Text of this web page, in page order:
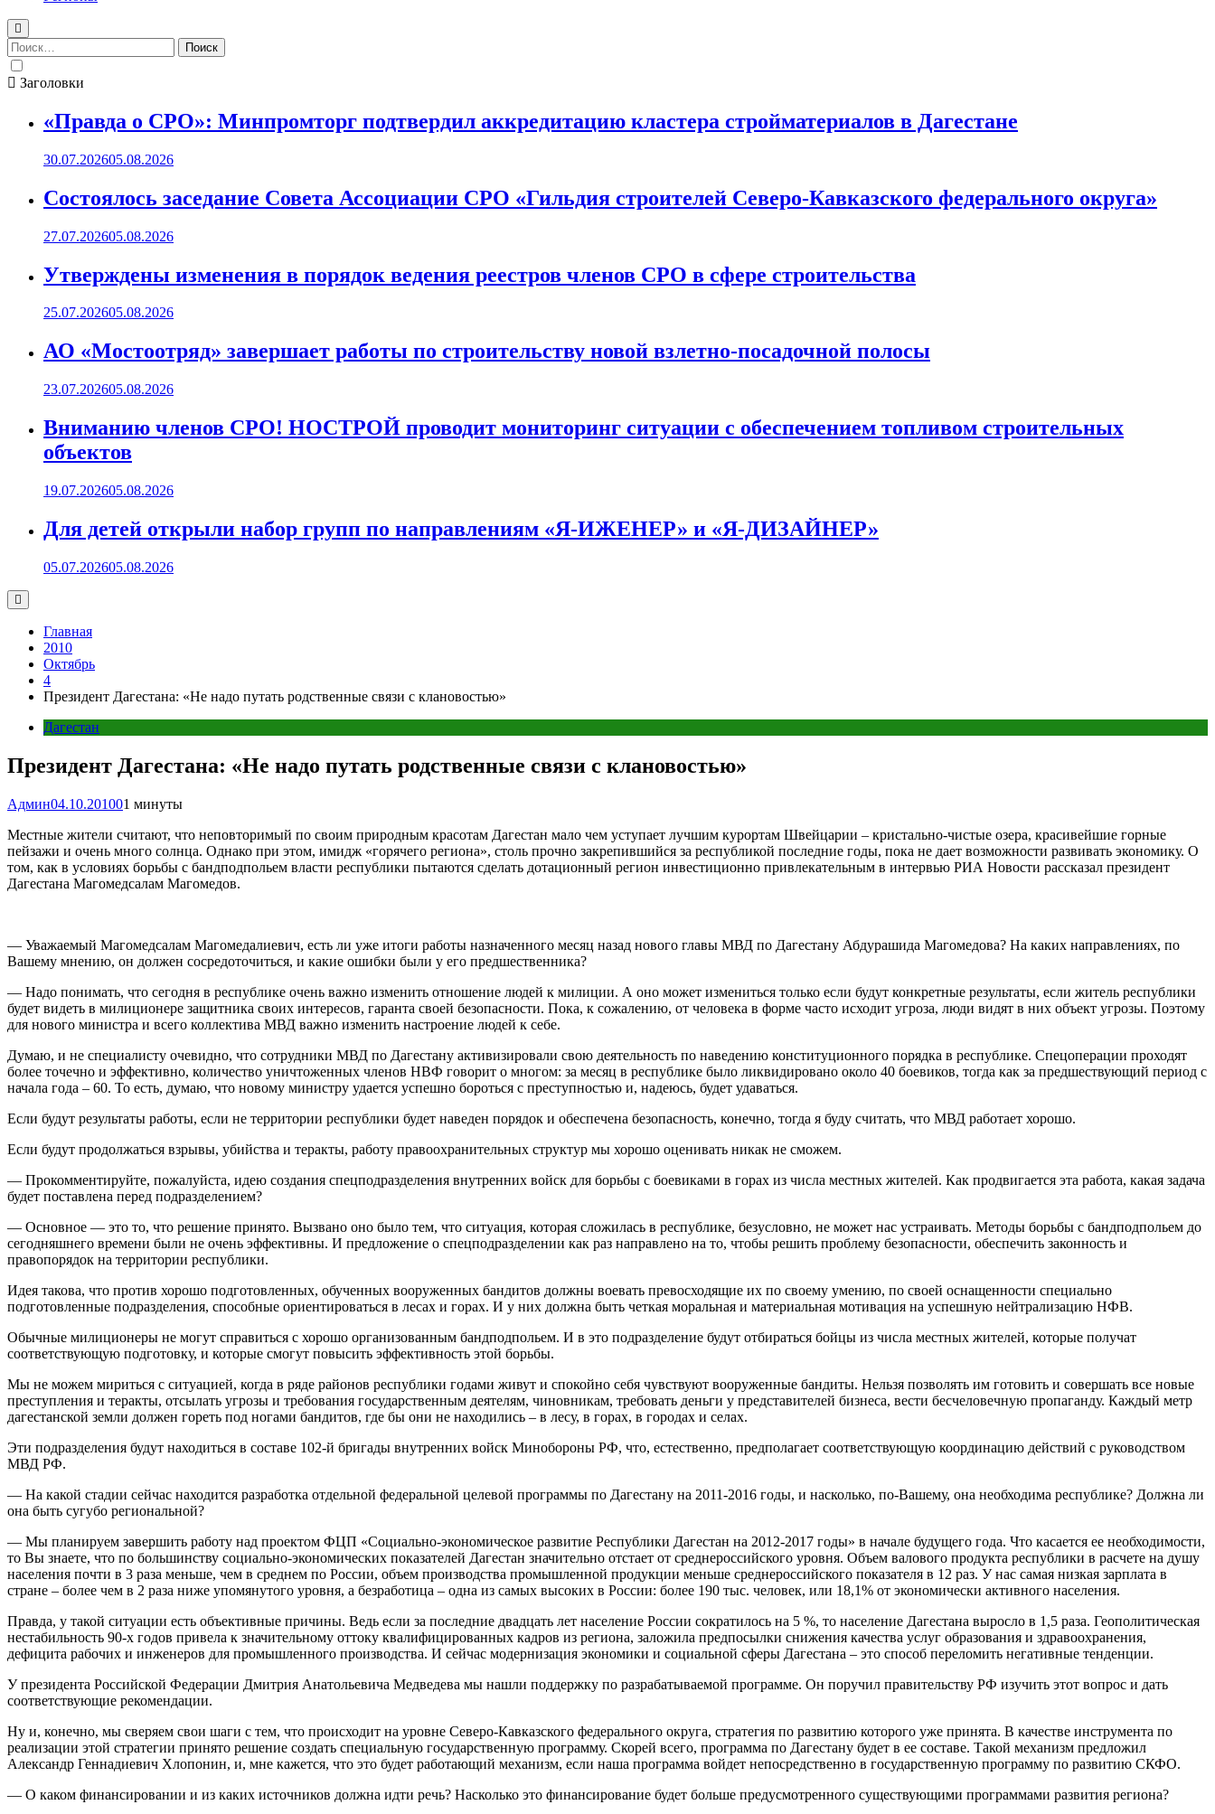
Найти:
Заголовки
«Правда о СРО»: Минпромторг подтвердил аккредитацию кластера стройматериалов в Дагестане
30.07.202605.08.2026
Состоялось заседание Совета Ассоциации СРО «Гильдия строителей Северо-Кавказского федерального округа»
27.07.202605.08.2026
Утверждены изменения в порядок ведения реестров членов СРО в сфере строительства
25.07.202605.08.2026
АО «Мостоотряд» завершает работы по строительству новой взлетно-посадочной полосы
23.07.202605.08.2026
Вниманию членов СРО! НОСТРОЙ проводит мониторинг ситуации с обеспечением топливом строительных
объектов
19.07.202605.08.2026
Для детей открыли набор групп по направлениям «Я-ИЖЕНЕР» и «Я-ДИЗАЙНЕР»
05.07.202605.08.2026
Главная
2010
Октябрь
4
Президент Дагестана: «Не надо путать родственные связи с клановостью»
Дагестан
Президент Дагестана: «Не надо путать родственные связи с клановостью»
Админ04.10.201001 минуты
Местные жители считают, что неповторимый по своим природным красотам Дагестан мало чем уступает лучшим курортам Швейцарии – кристально-чистые озера, красивейшие горные
пейзажи и очень много солнца. Однако при этом, имидж «горячего региона», столь прочно закрепившийся за республикой последние годы, пока не дает возможности развивать экономику. О
том, как в условиях борьбы с бандподпольем власти республики пытаются сделать дотационный регион инвестиционно привлекательным в интервью РИА Новости рассказал президент
Дагестана Магомедсалам Магомедов.
— Уважаемый Магомедсалам Магомедалиевич, есть ли уже итоги работы назначенного месяц назад нового главы МВД по Дагестану Абдурашида Магомедова? На каких направлениях, по
Вашему мнению, он должен сосредоточиться, и какие ошибки были у его предшественника?
— Надо понимать, что сегодня в республике очень важно изменить отношение людей к милиции. А оно может измениться только если будут конкретные результаты, если житель республики
будет видеть в милиционере защитника своих интересов, гаранта своей безопасности. Пока, к сожалению, от человека в форме часто исходит угроза, люди видят в них объект угрозы. Поэтому
для нового министра и всего коллектива МВД важно изменить настроение людей к себе.
Думаю, и не специалисту очевидно, что сотрудники МВД по Дагестану активизировали свою деятельность по наведению конституционного порядка в республике. Спецоперации проходят
более точечно и эффективно, количество уничтоженных членов НВФ говорит о многом: за месяц в республике было ликвидировано около 40 боевиков, тогда как за предшествующий период с
начала года – 60. То есть, думаю, что новому министру удается успешно бороться с преступностью и, надеюсь, будет удаваться.
Если будут результаты работы, если не территории республики будет наведен порядок и обеспечена безопасность, конечно, тогда я буду считать, что МВД работает хорошо.
Если будут продолжаться взрывы, убийства и теракты, работу правоохранительных структур мы хорошо оценивать никак не сможем.
— Прокомментируйте, пожалуйста, идею создания спецподразделения внутренних войск для борьбы с боевиками в горах из числа местных жителей. Как продвигается эта работа, какая задача
будет поставлена перед подразделением?
— Основное — это то, что решение принято. Вызвано оно было тем, что ситуация, которая сложилась в республике, безусловно, не может нас устраивать. Методы борьбы с бандподпольем до
сегодняшнего времени были не очень эффективны. И предложение о спецподразделении как раз направлено на то, чтобы решить проблему безопасности, обеспечить законность и
правопорядок на территории республики.
Идея такова, что против хорошо подготовленных, обученных вооруженных бандитов должны воевать превосходящие их по своему умению, по своей оснащенности специально
подготовленные подразделения, способные ориентироваться в лесах и горах. И у них должна быть четкая моральная и материальная мотивация на успешную нейтрализацию НФВ.
Обычные милиционеры не могут справиться с хорошо организованным бандподпольем. И в это подразделение будут отбираться бойцы из числа местных жителей, которые получат
соответствующую подготовку, и которые смогут повысить эффективность этой борьбы.
Мы не можем мириться с ситуацией, когда в ряде районов республики годами живут и спокойно себя чувствуют вооруженные бандиты. Нельзя позволять им готовить и совершать все новые
преступления и теракты, отсылать угрозы и требования государственным деятелям, чиновникам, требовать деньги у представителей бизнеса, вести бесчеловечную пропаганду. Каждый метр
дагестанской земли должен гореть под ногами бандитов, где бы они не находились – в лесу, в горах, в городах и селах.
Эти подразделения будут находиться в составе 102-й бригады внутренних войск Минобороны РФ, что, естественно, предполагает соответствующую координацию действий с руководством
МВД РФ.
— На какой стадии сейчас находится разработка отдельной федеральной целевой программы по Дагестану на 2011-2016 годы, и насколько, по-Вашему, она необходима республике? Должна ли
она быть сугубо региональной?
— Мы планируем завершить работу над проектом ФЦП «Социально-экономическое развитие Республики Дагестан на 2012-2017 годы» в начале будущего года. Что касается ее необходимости,
то Вы знаете, что по большинству социально-экономических показателей Дагестан значительно отстает от среднероссийского уровня. Объем валового продукта республики в расчете на душу
населения почти в 3 раза меньше, чем в среднем по России, объем производства промышленной продукции меньше среднероссийского показателя в 12 раз. У нас самая низкая зарплата в
стране – более чем в 2 раза ниже упомянутого уровня, а безработица – одна из самых высоких в России: более 190 тыс. человек, или 18,1% от экономически активного населения.
Правда, у такой ситуации есть объективные причины. Ведь если за последние двадцать лет население России сократилось на 5 %, то население Дагестана выросло в 1,5 раза. Геополитическая
нестабильность 90-х годов привела к значительному оттоку квалифицированных кадров из региона, заложила предпосылки снижения качества услуг образования и здравоохранения,
дефицита рабочих и инженеров для промышленного производства. И сейчас модернизация экономики и социальной сферы Дагестана – это способ переломить негативные тенденции.
У президента Российской Федерации Дмитрия Анатольевича Медведева мы нашли поддержку по разрабатываемой программе. Он поручил правительству РФ изучить этот вопрос и дать
соответствующие рекомендации.
Ну и, конечно, мы сверяем свои шаги с тем, что происходит на уровне Северо-Кавказского федерального округа, стратегия по развитию которого уже принята. В качестве инструмента по
реализации этой стратегии принято решение создать специальную государственную программу. Скорей всего, программа по Дагестану будет в ее составе. Такой механизм предложил
Александр Геннадиевич Хлопонин, и, мне кажется, что это будет работающий механизм, если наша программа войдет непосредственно в государственную программу по развитию СКФО.
— О каком финансировании и из каких источников должна идти речь? Насколько это финансирование будет больше предусмотренного существующими программами развития региона?